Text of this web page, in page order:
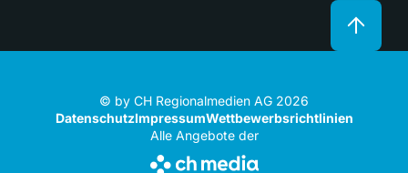
© by CH Regionalmedien AG 2026
DatenschutzImpressumWettbewerbsrichtlinien
Alle Angebote der